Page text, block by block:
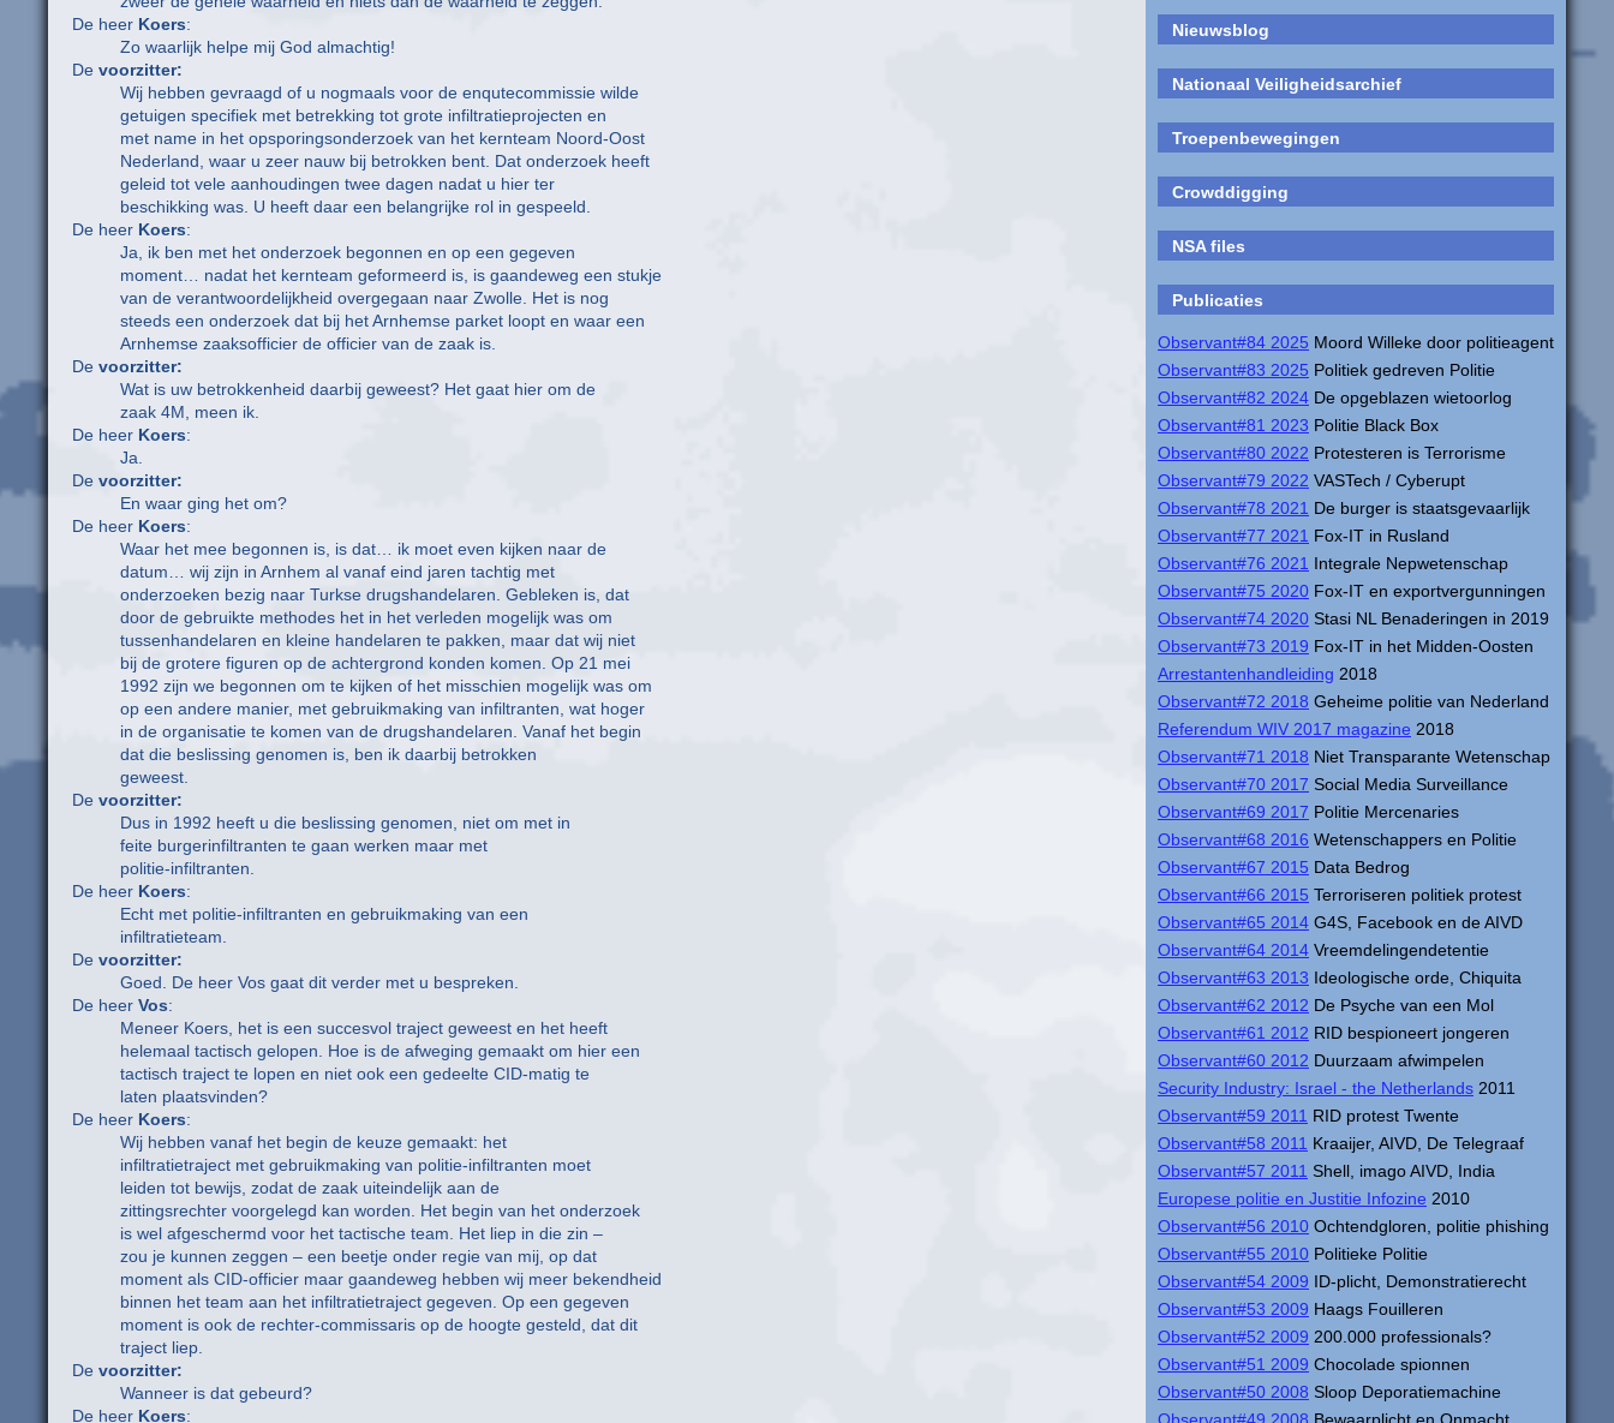
Nieuwsblog
Nationaal Veiligheidsarchief
Troepenbewegingen
Crowddigging
NSA files
Publicaties
Observant#84 2025 Moord Willeke door politieagent
Observant#83 2025 Politiek gedreven Politie
Observant#82 2024 De opgeblazen wietoorlog
Observant#81 2023 Politie Black Box
Observant#80 2022 Protesteren is Terrorisme
Observant#79 2022 VASTech / Cyberupt
Observant#78 2021 De burger is staatsgevaarlijk
Observant#77 2021 Fox-IT in Rusland
Observant#76 2021 Integrale Nepwetenschap
Observant#75 2020 Fox-IT en exportvergunningen
Observant#74 2020 Stasi NL Benaderingen in 2019
Observant#73 2019 Fox-IT in het Midden-Oosten
Arrestantenhandleiding 2018
Observant#72 2018 Geheime politie van Nederland
Referendum WIV 2017 magazine 2018
Observant#71 2018 Niet Transparante Wetenschap
Observant#70 2017 Social Media Surveillance
Observant#69 2017 Politie Mercenaries
Observant#68 2016 Wetenschappers en Politie
Observant#67 2015 Data Bedrog
Observant#66 2015 Terroriseren politiek protest
Observant#65 2014 G4S, Facebook en de AIVD
Observant#64 2014 Vreemdelingendetentie
Observant#63 2013 Ideologische orde, Chiquita
Observant#62 2012 De Psyche van een Mol
Observant#61 2012 RID bespioneert jongeren
Observant#60 2012 Duurzaam afwimpelen
Security Industry: Israel - the Netherlands 2011
Observant#59 2011 RID protest Twente
Observant#58 2011 Kraaijer, AIVD, De Telegraaf
Observant#57 2011 Shell, imago AIVD, India
Europese politie en Justitie Infozine 2010
Observant#56 2010 Ochtendgloren, politie phishing
Observant#55 2010 Politieke Politie
Observant#54 2009 ID-plicht, Demonstratierecht
Observant#53 2009 Haags Fouilleren
Observant#52 2009 200.000 professionals?
Observant#51 2009 Chocolade spionnen
Observant#50 2008 Sloop Deporatiemachine
De heer Koers:
Zo waarlijk helpe mij God almachtig!
De voorzitter:
Wij hebben gevraagd of u nogmaals voor de enqutecommissie wilde
getuigen specifiek met betrekking tot grote infiltratieprojecten en
met name in het opsporingsonderzoek van het kernteam Noord-Oost
Nederland, waar u zeer nauw bij betrokken bent. Dat onderzoek heeft
geleid tot vele aanhoudingen twee dagen nadat u hier ter
beschikking was. U heeft daar een belangrijke rol in gespeeld.
De heer Koers:
Ja, ik ben met het onderzoek begonnen en op een gegeven
moment… nadat het kernteam geformeerd is, is gaandeweg een stukje
van de verantwoordelijkheid overgegaan naar Zwolle. Het is nog
steeds een onderzoek dat bij het Arnhemse parket loopt en waar een
Arnhemse zaaksofficier de officier van de zaak is.
De voorzitter:
Wat is uw betrokkenheid daarbij geweest? Het gaat hier om de
zaak 4M, meen ik.
De heer Koers:
Ja.
De voorzitter:
En waar ging het om?
De heer Koers:
Waar het mee begonnen is, is dat… ik moet even kijken naar de
datum… wij zijn in Arnhem al vanaf eind jaren tachtig met
onderzoeken bezig naar Turkse drugshandelaren. Gebleken is, dat
door de gebruikte methodes het in het verleden mogelijk was om
tussenhandelaren en kleine handelaren te pakken, maar dat wij niet
bij de grotere figuren op de achtergrond konden komen. Op 21 mei
1992 zijn we begonnen om te kijken of het misschien mogelijk was om
op een andere manier, met gebruikmaking van infiltranten, wat hoger
in de organisatie te komen van de drugshandelaren. Vanaf het begin
dat die beslissing genomen is, ben ik daarbij betrokken
geweest.
De voorzitter:
Dus in 1992 heeft u die beslissing genomen, niet om met in
feite burgerinfiltranten te gaan werken maar met
politie-infiltranten.
De heer Koers:
Echt met politie-infiltranten en gebruikmaking van een
infiltratieteam.
De voorzitter:
Goed. De heer Vos gaat dit verder met u bespreken.
De heer Vos:
Meneer Koers, het is een succesvol traject geweest en het heeft
helemaal tactisch gelopen. Hoe is de afweging gemaakt om hier een
tactisch traject te lopen en niet ook een gedeelte CID-matig te
laten plaatsvinden?
De heer Koers:
Wij hebben vanaf het begin de keuze gemaakt: het
infiltratietraject met gebruikmaking van politie-infiltranten moet
leiden tot bewijs, zodat de zaak uiteindelijk aan de
zittingsrechter voorgelegd kan worden. Het begin van het onderzoek
is wel afgeschermd voor het tactische team. Het liep in die zin –
zou je kunnen zeggen – een beetje onder regie van mij, op dat
moment als CID-officier maar gaandeweg hebben wij meer bekendheid
binnen het team aan het infiltratietraject gegeven. Op een gegeven
moment is ook de rechter-commissaris op de hoogte gesteld, dat dit
traject liep.
De voorzitter:
Wanneer is dat gebeurd?
De heer Koers: